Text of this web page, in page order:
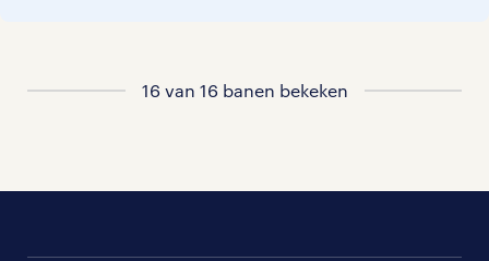
16 van 16 banen bekeken